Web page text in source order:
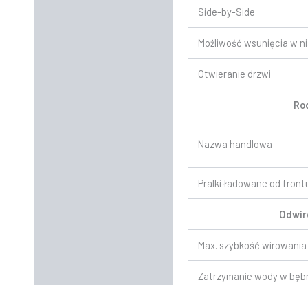
Side-by-Side
Możliwość wsunięcia w
Otwieranie drzwi
Nazwa handlowa
Pralki ładowane od
Max. szybkość wirowania
Zatrzymanie wody w